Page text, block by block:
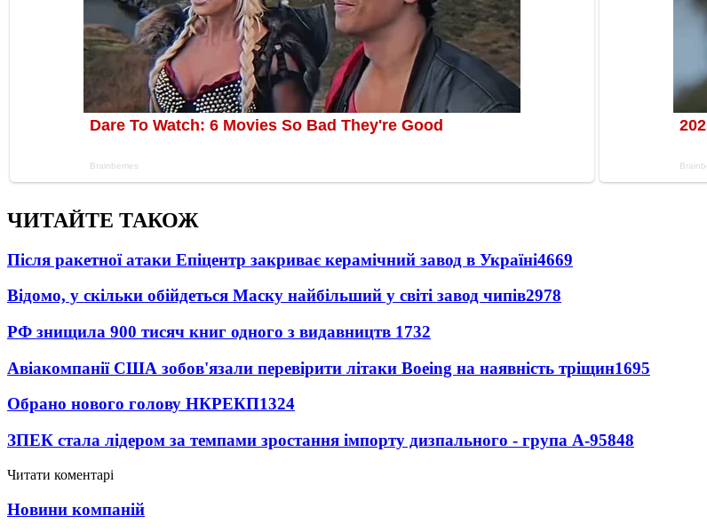
ЧИТАЙТЕ ТАКОЖ
Після ракетної атаки Епіцентр закриває керамічний завод в Україні4669
Відомо, у скільки обійдеться Маску найбільший у світі завод чипів2978
РФ знищила 900 тисяч книг одного з видавництв 1732
Авіакомпанії США зобов'язали перевірити літаки Boeing на наявність тріщин1695
Обрано нового голову НКРЕКП1324
ЗПЕК стала лідером за темпами зростання імпорту дизпального - група А-95848
Читати коментарі
Новини компаній